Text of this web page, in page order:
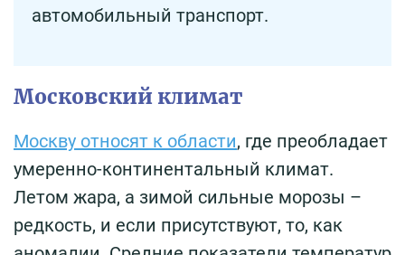
автомобильный транспорт.
Московский климат
Москву относят к области, где преобладает
умеренно-континентальный климат.
Летом жара, а зимой сильные морозы –
редкость, и если присутствуют, то, как